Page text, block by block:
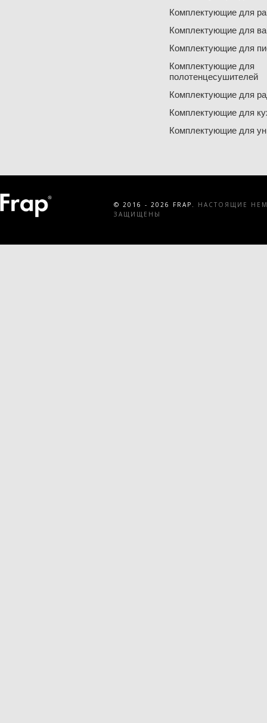
Комплектующие для
Комплектующие для
Комплектующие для
Комплектующие для
полотенцесушителей
Комплектующие для
Комплектующие для
Комплектующие для
© 2016 - 2026 FRAP.
НАСТОЯЩИЕ
ЗАЩИЩЕНЫ